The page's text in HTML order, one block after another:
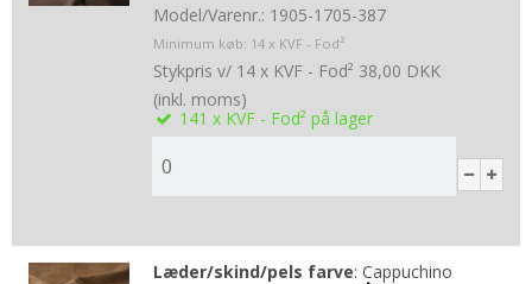
Model/Varenr.: 1905-1705-387
Minimum køb: 14 x KVF - Fod²
Stykpris v/ 14 x KVF - Fod² 38,00 DKK
(inkl. moms)
141 x KVF - Fod² på lager
Læder/skind/pels farve: Cappuchino